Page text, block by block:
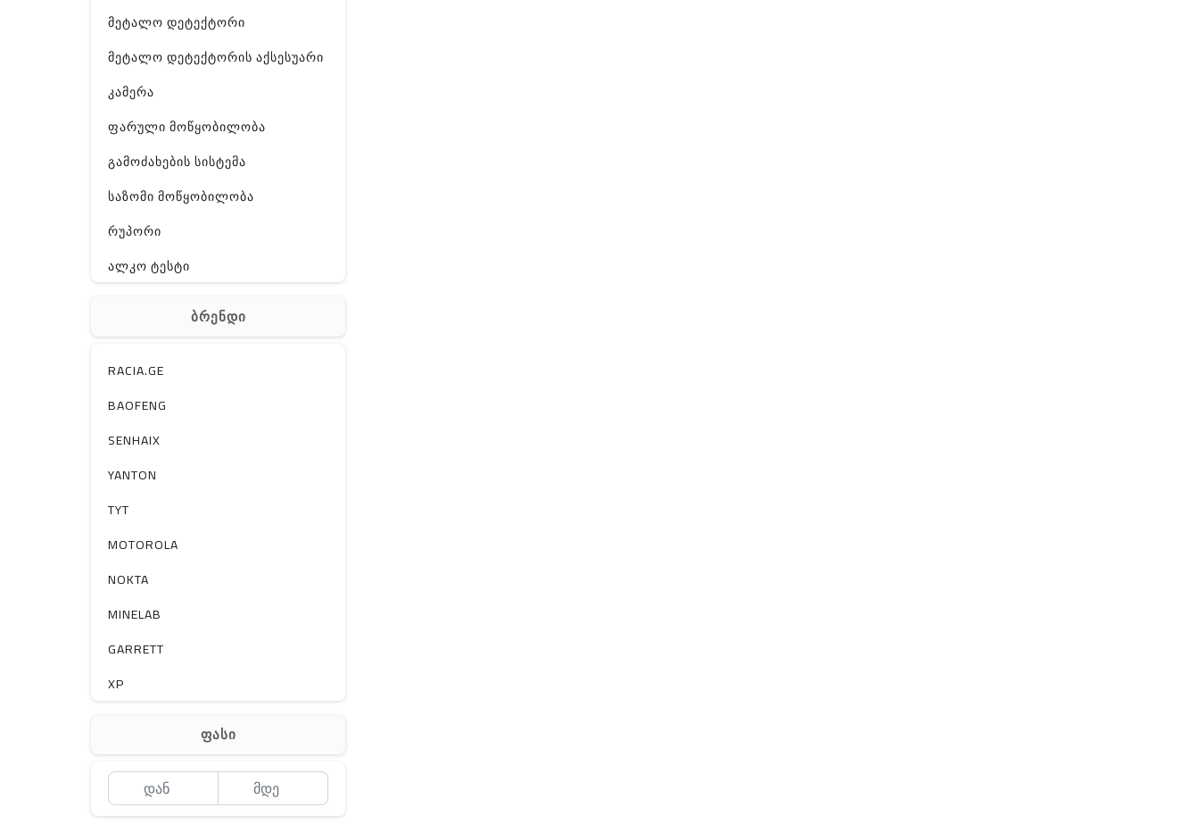
მეტალო დეტექტორი
მეტალო დეტექტორის აქსესუარი
კამერა
ფარული მოწყობილობა
გამოძახების სისტემა
საზომი მოწყობილობა
რუპორი
ალკო ტესტი
ელ. მოწყობილობები
მაგნიტი
სხვა
ბრენდი
RACIA.GE
BAOFENG
SENHAIX
YANTON
TYT
MOTOROLA
NOKTA
MINELAB
GARRETT
XP
ფასი